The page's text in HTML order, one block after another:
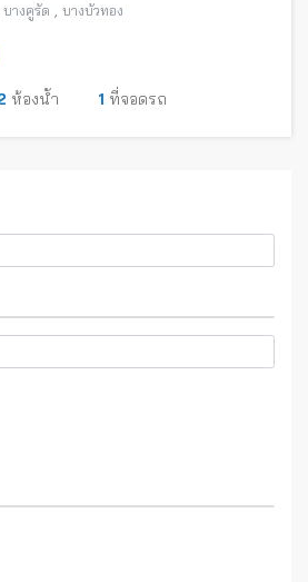
บางคูรัด บางบัวทอง
ห้องน้ำ 1 ที่จอดรถ